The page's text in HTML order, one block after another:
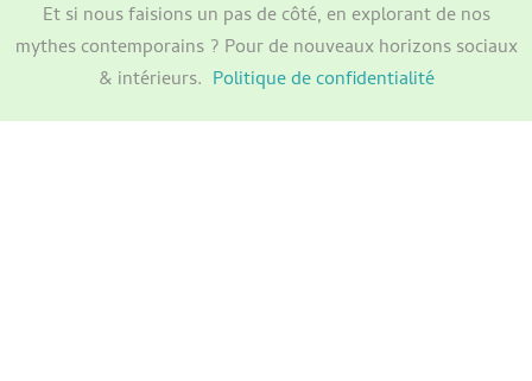
Et si nous faisions un pas de côté, en explorant de nos
mythes contemporains ? Pour de nouveaux horizons sociaux
& intérieurs. Politique de confidentialité